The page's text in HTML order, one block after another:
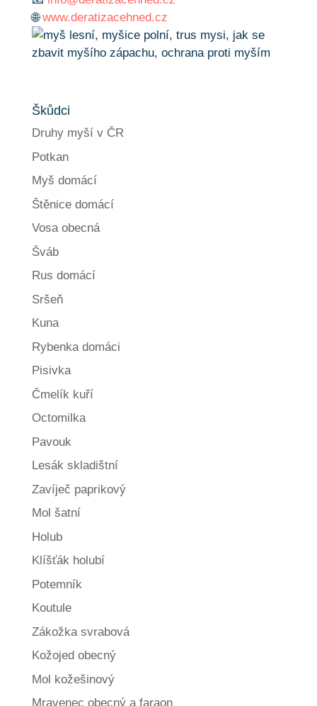
🌐www.deratizacehned.cz
Škůdci
Druhy myší v ČR
Potkan
Myš domácí
Štěnice domácí
Vosa obecná
Šváb
Rus domácí
Sršeň
Kuna
Rybenka domáci
Pisivka
Čmelík kuří
Octomilka
Pavouk
Lesák skladištní
Zavíječ paprikový
Mol šatní
Holub
Klíšťák holubí
Potemník
Koutule
Zákožka svrabová
Kožojed obecný
Mol kožešinový
Mravenec obecný a faraon